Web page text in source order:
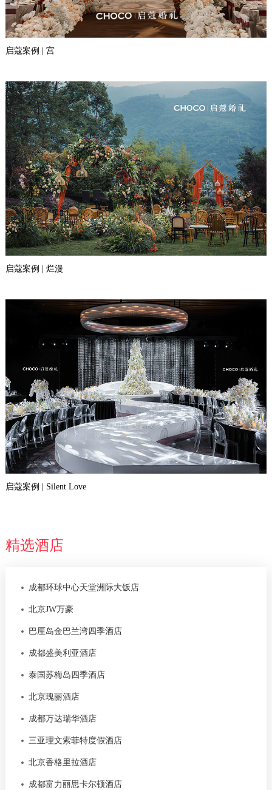
启蔻案例 | 宫
启蔻案例 | 烂漫
启蔻案例 | Silent Love
精选酒店
成都环球中心天堂洲际大饭店
北京JW万豪
巴厘岛金巴兰湾四季酒店
成都盛美利亚酒店
泰国苏梅岛四季酒店
北京瑰丽酒店
成都万达瑞华酒店
三亚理文索菲特度假酒店
北京香格里拉酒店
成都富力丽思卡尔顿酒店